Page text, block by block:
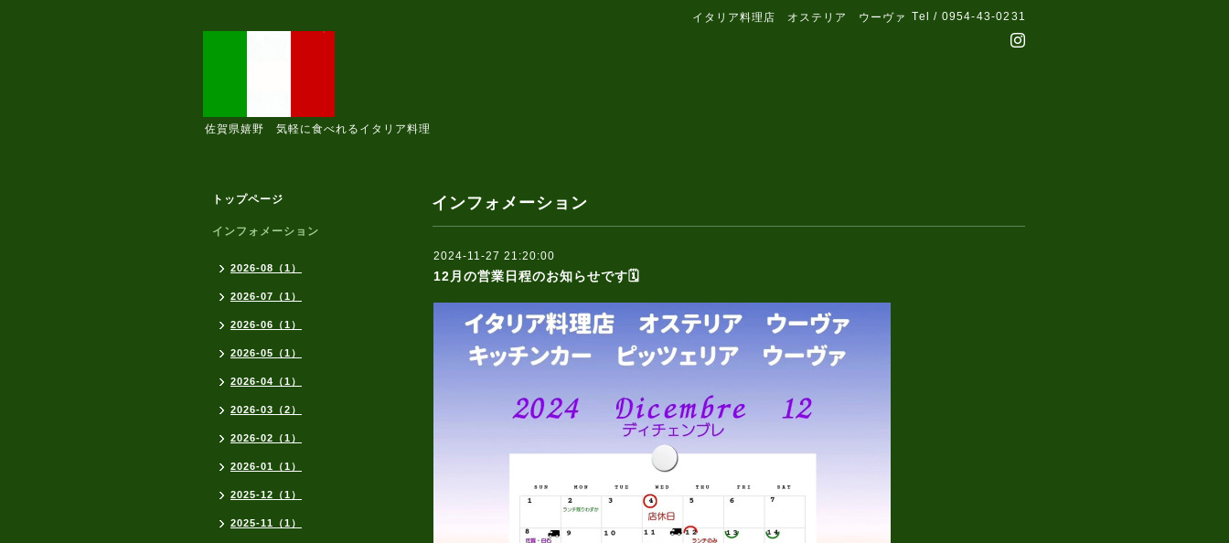
イタリア料理店 オステリア ウーヴァ Tel / 0954-43-0231
佐賀県嬉野 気軽に食べれるイタリア料理
インフォメーション
2024-11-27 21:20:00
12月の営業日程のお知らせです🗓️
トップページ
インフォメーション
2026-08（1）
2026-07（1）
2026-06（1）
2026-05（1）
2026-04（1）
2026-03（2）
2026-02（1）
2026-01（1）
2025-12（1）
2025-11（1）